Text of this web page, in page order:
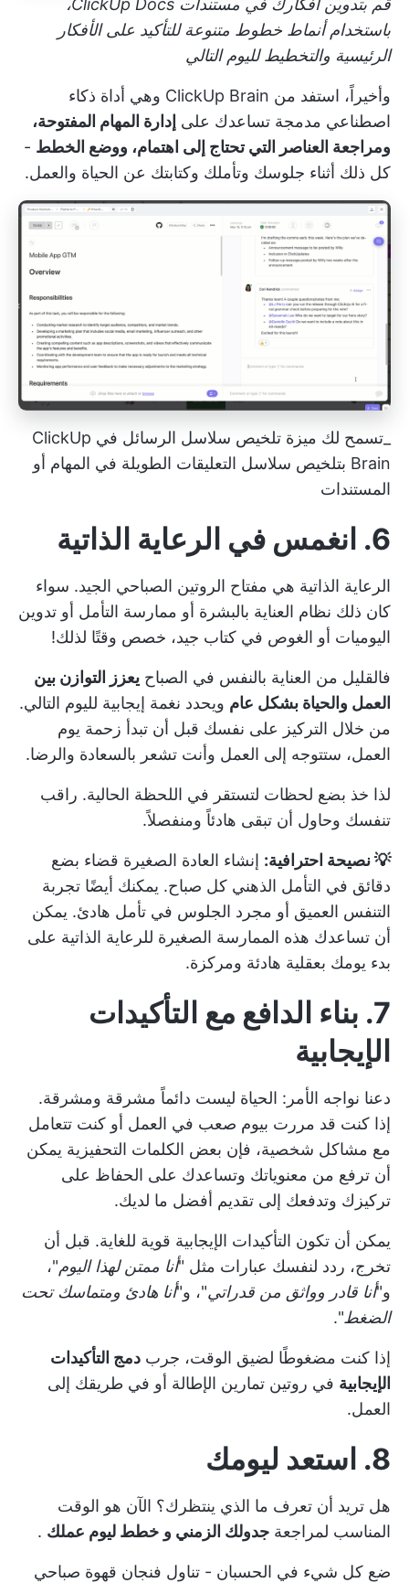
قم بتدوين أفكارك في مستندات ClickUp Docs،
باستخدام أنماط خطوط متنوعة للتأكيد على الأفكار
الرئيسية والتخطيط لليوم التالي
وأخيراً، استفد من ClickUp Brain وهي أداة ذكاء
اصطناعي مدمجة تساعدك على إدارة المهام المفتوحة،
ومراجعة العناصر التي تحتاج إلى اهتمام، ووضع الخطط -
كل ذلك أثناء جلوسك وتأملك وكتابتك عن الحياة والعمل.
_تسمح لك ميزة تلخيص سلاسل الرسائل في ClickUp
Brain بتلخيص سلاسل التعليقات الطويلة في المهام أو
المستندات
6. انغمس في الرعاية الذاتية
الرعاية الذاتية هي مفتاح الروتين الصباحي الجيد. سواء
كان ذلك نظام العناية بالبشرة أو ممارسة التأمل أو تدوين
اليوميات أو الغوص في كتاب جيد، خصص وقتًا لذلك!
فالقليل من العناية بالنفس في الصباح يعزز التوازن بين
العمل والحياة بشكل عام ويحدد نغمة إيجابية لليوم التالي.
من خلال التركيز على نفسك قبل أن تبدأ زحمة يوم
العمل، ستتوجه إلى العمل وأنت تشعر بالسعادة والرضا.
لذا خذ بضع لحظات لتستقر في اللحظة الحالية. راقب
تنفسك وحاول أن تبقى هادئاً ومنفصلاً.
💡 نصيحة احترافية: إنشاء العادة الصغيرة قضاء بضع
دقائق في التأمل الذهني كل صباح. يمكنك أيضًا تجربة
التنفس العميق أو مجرد الجلوس في تأمل هادئ. يمكن
أن تساعدك هذه الممارسة الصغيرة للرعاية الذاتية على
بدء يومك بعقلية هادئة ومركزة.
7. بناء الدافع مع التأكيدات
الإيجابية
دعنا نواجه الأمر: الحياة ليست دائماً مشرقة ومشرقة.
إذا كنت قد مررت بيوم صعب في العمل أو كنت تتعامل
مع مشاكل شخصية، فإن بعض الكلمات التحفيزية يمكن
أن ترفع من معنوياتك وتساعدك على الحفاظ على
تركيزك وتدفعك إلى تقديم أفضل ما لديك.
يمكن أن تكون التأكيدات الإيجابية قوية للغاية. قبل أن
تخرج، ردد لنفسك عبارات مثل "أنا ممتن لهذا اليوم"،
و"أنا قادر وواثق من قدراتي"، و"أنا هادئ ومتماسك تحت
الضغط".
إذا كنت مضغوطًا لضيق الوقت، جرب دمج التأكيدات
الإيجابية في روتين تمارين الإطالة أو في طريقك إلى
العمل.
8. استعد ليومك
هل تريد أن تعرف ما الذي ينتظرك؟ الآن هو الوقت
المناسب لمراجعة جدولك الزمني و خطط ليوم عملك .
ضع كل شيء في الحسبان - تناول فنجان قهوة صباحي